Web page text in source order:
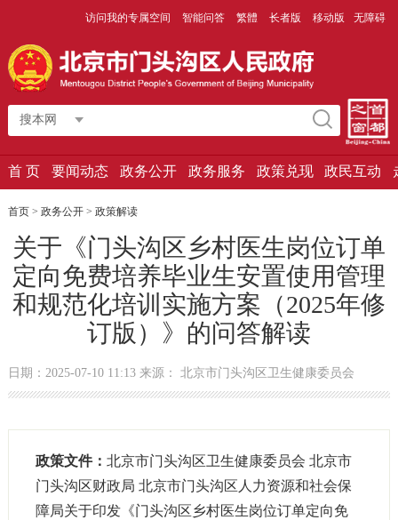
访问我的专属空间 智能问答 繁體 长者版 移动版 无障碍
搜本网
首 页 要闻动态 政务公开 政务服务 政策兑现 政民互动
首页> 政务公开> 政策解读
关于《门头沟区乡村医生岗位订单
定向免费培养毕业生安置使用管理
和规范化培训实施方案（2025年修
订版）》的问答解读
日期：2025-07-10 11:13 来源： 北京市门头沟区卫生健康委员会
政策文件：北京市门头沟区卫生健康委员会 北京市
门头沟区财政局 北京市门头沟区人力资源和社会保
障局关于印发《门头沟区乡村医生岗位订单定向免